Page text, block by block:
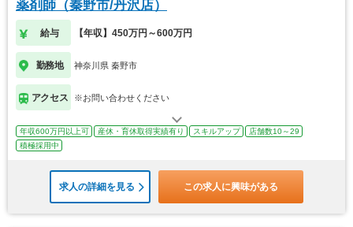
薬剤師（秦野市/丹沢店）
給与 【年収】450万円～600万円
勤務地 神奈川県 秦野市
アクセス ※お問い合わせください
年収600万円以上可 産休・育休取得実績有り スキルアップ
店舗数10～29
積極採用中
求人の詳細を見る この求人に興味がある